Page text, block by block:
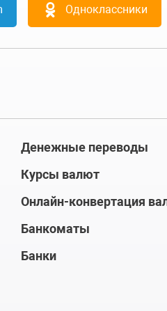
Одноклассники
Денежные переводы
Курсы валют
Онлайн-конвертация
Банкоматы
Банки